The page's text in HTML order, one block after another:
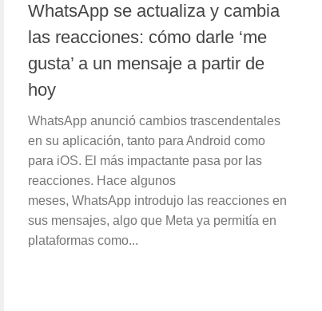
WhatsApp se actualiza y cambia
las reacciones: cómo darle ‘me
gusta’ a un mensaje a partir de
hoy
WhatsApp anunció cambios trascendentales
en su aplicación, tanto para Android como
para iOS. El más impactante pasa por las
reacciones. Hace algunos
meses, WhatsApp introdujo las reacciones en
sus mensajes, algo que Meta ya permitía en
plataformas como...